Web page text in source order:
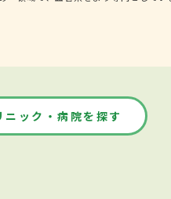
ニック・病院を探す